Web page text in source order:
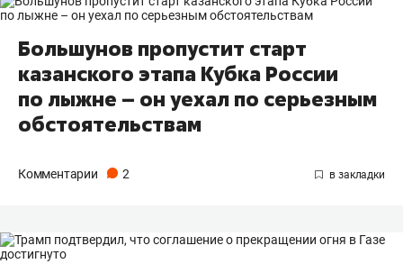
Большунов пропустит старт
казанского этапа Кубка России
по лыжне – он уехал по серьезным
обстоятельствам
Комментарии 2